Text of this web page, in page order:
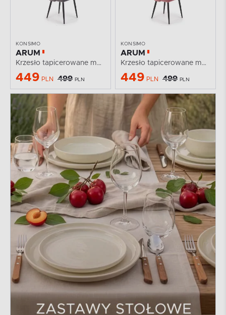
KONSIMO
ARUM
Krzesło tapicerowane muszelka szare
449 PLN 499 PLN
KONSIMO
ARUM
Krzesło tapicerowane muszelka różowe
449 PLN 499 PLN